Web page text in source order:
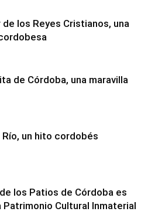
de los Reyes Cristianos, una
de Córdoba, una maravilla
Río, un hito cordobés
los Patios de Córdoba es
Patrimonio Cultural Inmaterial